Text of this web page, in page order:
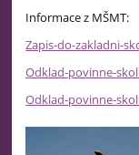
Informace z MŠMT:
Zapis-do-zakladni-
Odklad-povinne-
Odklad-povinne-